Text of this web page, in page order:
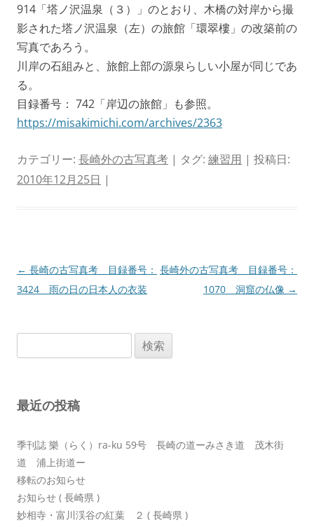
914「塔ノ沢温泉（３）」のとおり、木橋の対岸から撮
影された塔ノ沢温泉（左）の旅館「環翠樓」の改築前の
写真であろう。
川岸の石組みと、旅館上部の源泉らしい小屋が同じであ
る。
目録番号： 742「岸辺の旅館」も参照。
https://misakimichi.com/archives/2363
カテゴリー: 長崎外の古写真考 | タグ: 練習用 | 投稿日:
2010年12月25日 |
投
稿
ョ
← 長崎の古写真考 目録番号：
3424 雨の日の日本人の衣装
長崎外の古写真考 目録番号：
1070 洞窟の仏像 →
索:
最近の投稿
季刊誌 樂（らく）ra-ku 59号 長崎の道ーみさき道 茂木街
道 浦上街道ー
移転のお知らせ
お知らせ ( 長崎県 )
妙相寺・富川渓谷の紅葉 ２ ( 長崎県 )